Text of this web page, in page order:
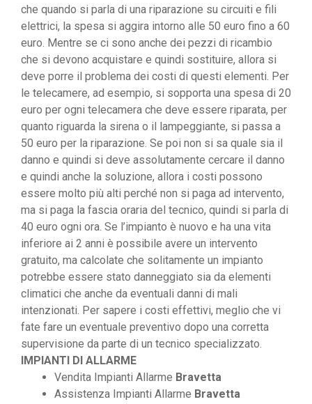
che quando si parla di una riparazione su circuiti e fili
elettrici, la spesa si aggira intorno alle 50 euro fino a 60
euro. Mentre se ci sono anche dei pezzi di ricambio
che si devono acquistare e quindi sostituire, allora si
deve porre il problema dei costi di questi elementi. Per
le telecamere, ad esempio, si sopporta una spesa di 20
euro per ogni telecamera che deve essere riparata, per
quanto riguarda la sirena o il lampeggiante, si passa a
50 euro per la riparazione. Se poi non si sa quale sia il
danno e quindi si deve assolutamente cercare il danno
e quindi anche la soluzione, allora i costi possono
essere molto più alti perché non si paga ad intervento,
ma si paga la fascia oraria del tecnico, quindi si parla di
40 euro ogni ora. Se l’impianto è nuovo e ha una vita
inferiore ai 2 anni è possibile avere un intervento
gratuito, ma calcolate che solitamente un impianto
potrebbe essere stato danneggiato sia da elementi
climatici che anche da eventuali danni di mali
intenzionati. Per sapere i costi effettivi, meglio che vi
fate fare un eventuale preventivo dopo una corretta
supervisione da parte di un tecnico specializzato.
IMPIANTI DI ALLARME
Vendita Impianti Allarme Bravetta
Assistenza Impianti Allarme Bravetta